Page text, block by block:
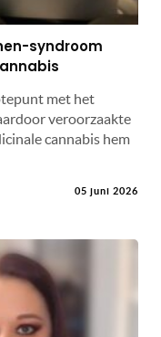
syndroom
met het
veroorzaakte
cannabis hem
05 juni 2026